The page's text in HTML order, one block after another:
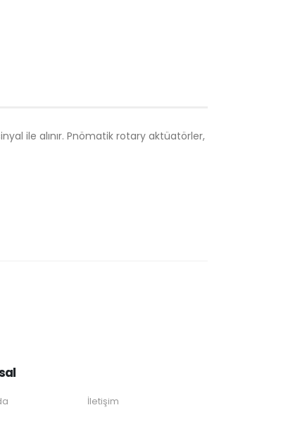
ile alınır. Pnömatik rotary aktüatörler,
İletişim